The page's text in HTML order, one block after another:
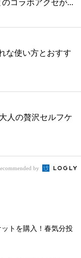
コラボアクセが...
な使い方とおすす
人の贅沢セルフケ
by
トを購入！春気分投